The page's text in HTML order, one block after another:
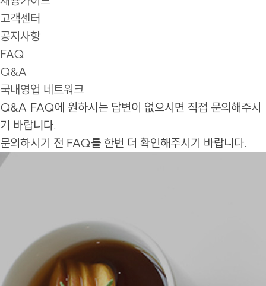
고객센터
공지사항
FAQ
Q&A
국내영업 네트워크
Q&A FAQ에 원하시는 답변이 없으시면 직접 문의해주시
기 바랍니다.
문의하시기 전 FAQ를 한번 더 확인해주시기 바랍니다.